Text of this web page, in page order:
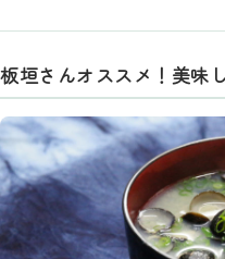
板垣さんオススメ！美味